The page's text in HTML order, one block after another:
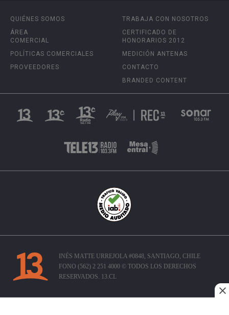
QUIÉNES SOMOS
ÁREA
COMERCIAL
POLÍTICAS COMERCIALES
PROVEEDORES
TRABAJA CON NOSOTROS
CERTIFICADO DE
HONORARIOS 2012
MEDICIÓN ANTENAS
CONTACTO
BRANDED CONTENT
INÉS MATTE URREJOLA #0848, SANTIAGO, CHILE
FONO (562) 2 251 4000 © TODOS LOS DERECHOS
RESERVADOS. 13.CL